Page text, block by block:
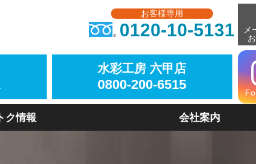
お客様専用
0120-10-5131
メ
水彩工房 六甲店
0800-200-6515
ク情報 会社案内